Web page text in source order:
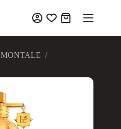
Winkelwagen
MONTALE /